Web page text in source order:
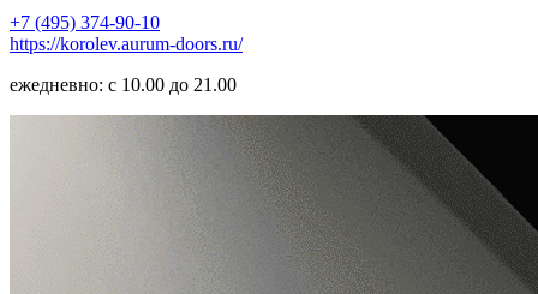
+7 (495) 374-90-10
https://korolev.aurum-doors.ru/
ежедневно: с 10.00 до 21.00